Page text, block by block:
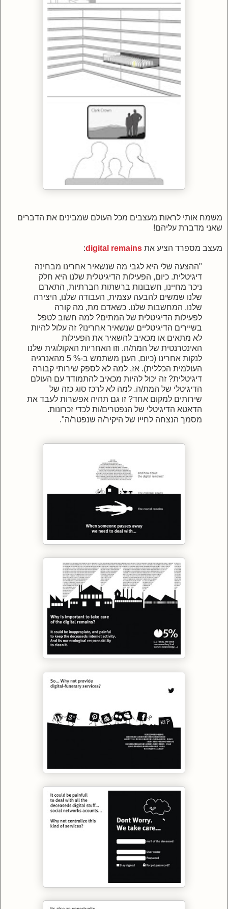
משמח אותי לראות מעצבים מכל העולם שמבינים את הדברים
שאני מדברת עליהם!
מעצב מספרד הציע את digital remains
:
"ההצעה שלי היא לגבי מה שנשאיר אחרינו מבחינה
דיגיטלית. כיום, הפעילות הדיגיטלית שלנו היא חלק
ניכר מחיינו, חשבונות ברשתות חברתיות, התארם
שלנו שמשים להבעה עצמית, העבודה שלנו, היצירה
שלנו, המחשבות שלנו. כשאדם מת, מה קורה
לפעילות הדיגיטלית של המתים? למה חשוב לטפל
בשיירים הדיגיטליים שנשאיר אחרינו? זה עלול להיות
לא מתאים או מכאיב להשאיר את הפעילות
האינטרנטית של המת/ה. וזו האחריות האקולוגית שלנו
לנקות אחרינו (כיום, הענן משתמש ב-% 5 מהאנרגיה
העולמית הכללית). אז, למה לא לספק שירותי קבורה
דיגיטלית? זה יכול להיות מכאיב להתמודד עם העולם
הדיגיטלי של המת/ה. למה לא לרכז סוג כזה של
שירותים למקום אחד? זו גם תהיה אפשרות לעבד את
הדאטא הדיגיטלי של הנפטרים/ות לכדי זכרונות.
מסמך הנצחה לחייו של היקיר/ה שנפטר/ה".